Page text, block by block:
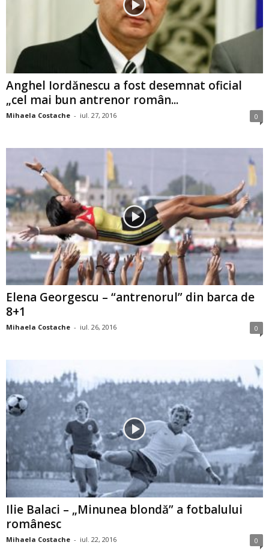
Anghel Iordănescu a fost desemnat oficial
„cel mai bun antrenor român...
Mihaela Costache - iul. 27, 2016 0
Elena Georgescu – “antrenorul” din barca de
8+1
Mihaela Costache - iul. 26, 2016 0
Ilie Balaci – „Minunea blondă” a fotbalului
românesc
Mihaela Costache - iul. 22, 2016 0